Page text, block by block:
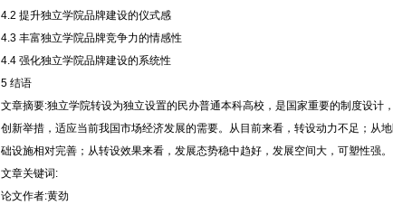
4.2 提升独立学院品牌建设的仪式感
4.3 丰富独立学院品牌竞争力的情感性
4.4 强化独立学院品牌建设的系统性
5 结语
文章摘要:独立学院转设为独立设置的民办普通本科高校，是国家重要的制度设计
创新举措，适应当前我国市场经济发展的需要。从目前来看，转设动力不足；从
础设施相对完善；从转设效果来看，发展态势稳中趋好，发展空间大，可塑性强。
文章关键词:
论文作者:黄劲